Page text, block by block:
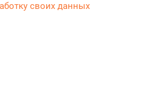
своих данных